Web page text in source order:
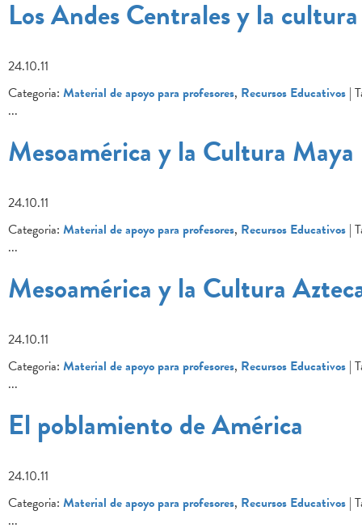
Los Andes Centrales y la
24.10.11
Categoria: Material de apoyo para profesores, Recursos Educativos |
...
Mesoamérica y la Cultura Maya
24.10.11
Categoria: Material de apoyo para profesores, Recursos Educativos |
...
Mesoamérica y la Cultura
24.10.11
Categoria: Material de apoyo para profesores, Recursos Educativos |
...
El poblamiento de América
24.10.11
Categoria: Material de apoyo para profesores, Recursos Educativos |
...